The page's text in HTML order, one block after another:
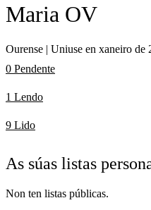
Maria OV
Ourense | Uniuse en xaneiro de
0 Pendente
1 Lendo
9 Lido
As súas listas
Non ten listas públicas.